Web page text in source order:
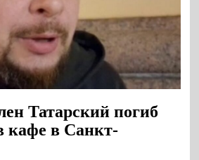
Татарский погиб
кафе в Санкт-